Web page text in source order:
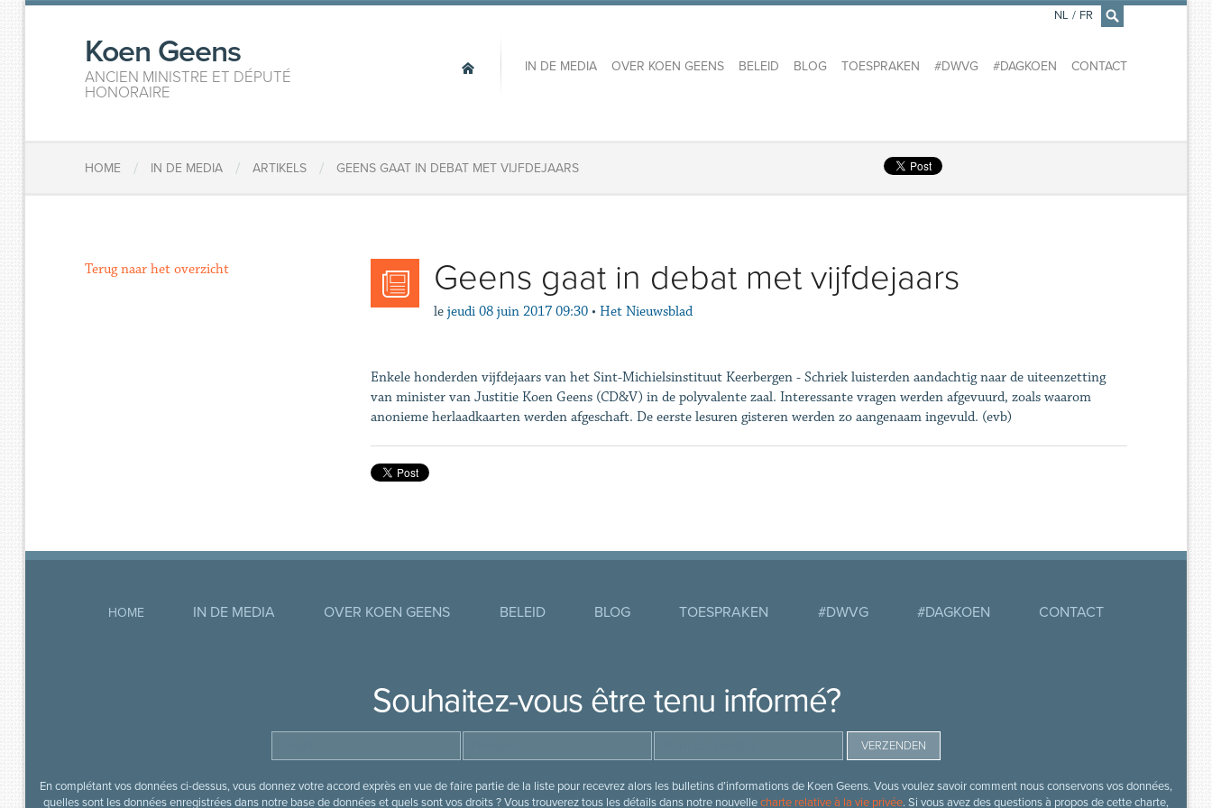
×
Koen Geens
ANCIEN MINISTRE ET DÉPUTÉ
HONORAIRE
IN DE MEDIA OVER KOEN GEENS BELEID BLOG TOESPRAKEN #DWVG #DAGKOEN CONTACT
NL / FR
HOME / IN DE MEDIA / ARTIKELS / GEENS GAAT IN DEBAT MET VIJFDEJAARS
Geens gaat in debat met vijfdejaars
le jeudi 08 juin 2017 09:30 • Het Nieuwsblad
Enkele honderden vijfdejaars van het Sint-Michielsinstituut Keerbergen - Schriek luisterden aandachtig naar de uiteenzetting
van minister van Justitie Koen Geens (CD&V) in de polyvalente zaal. Interessante vragen werden afgevuurd, zoals waarom
anonieme herlaadkaarten werden afgeschaft. De eerste lesuren gisteren werden zo aangenaam ingevuld. (evb)
Terug naar het overzicht
HOME IN DE MEDIA OVER KOEN GEENS BELEID BLOG TOESPRAKEN #DWVG #DAGKOEN CONTACT
Souhaitez-vous être tenu informé?
En complétant vos données ci-dessus, vous donnez votre accord exprès en vue de faire partie de la liste pour recevrez alors les bulletins d’informations de Koen Geens. Vous voulez savoir comment nous conservons vos données,
quelles sont les données enregistrées dans notre base de données et quels sont vos droits ? Vous trouverez tous les détails dans notre nouvellecharte relative à la vie privée. Si vous avez des questions à propos de cette charte,